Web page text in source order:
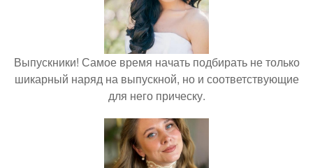
Выпускники! Самое время начать подбирать не только
шикарный наряд на выпускной, но и соответствующие
для него прическу.